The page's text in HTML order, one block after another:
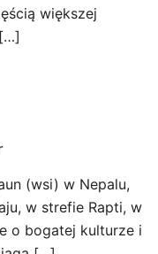
większej
(wsi) w Nepalu,
w strefie Rapti, w
o bogatej kulturze i